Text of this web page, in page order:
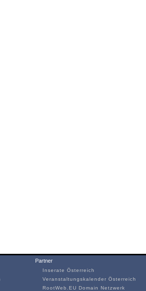
Partner
Inserate Österreich
Veranstaltungskalender Österreich
RootWeb.EU Domain Netzwerk